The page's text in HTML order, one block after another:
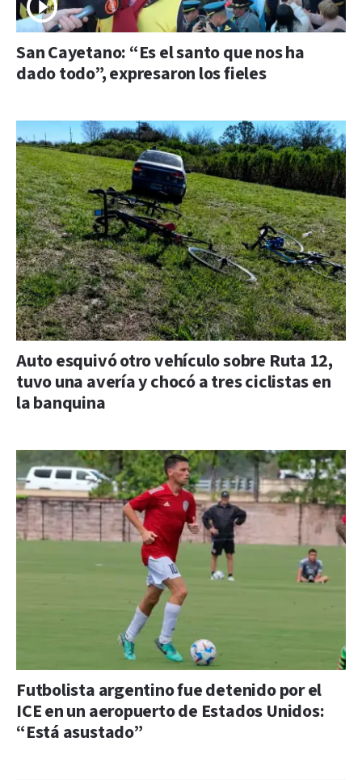
San Cayetano: “Es el santo que nos ha
dado todo”, expresaron los fieles
Auto esquivó otro vehículo sobre Ruta 12,
tuvo una avería y chocó a tres ciclistas en
la banquina
Futbolista argentino fue detenido por el
ICE en un aeropuerto de Estados Unidos:
“Está asustado”